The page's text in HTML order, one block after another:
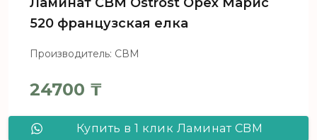
520 французская елка
Производитель: СВМ
24700 ₸
Купить в 1 клик Ламинат CBM